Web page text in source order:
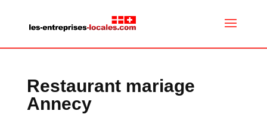
Restaurant mariage
Annecy